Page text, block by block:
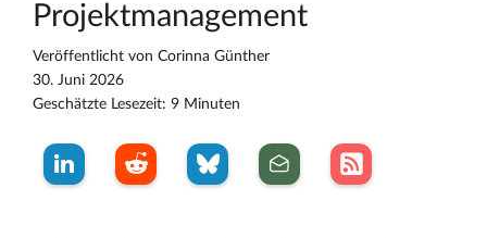
Projektmanagement
Veröffentlicht von Corinna Günther
30. Juni 2026
Geschätzte Lesezeit: 9 Minuten